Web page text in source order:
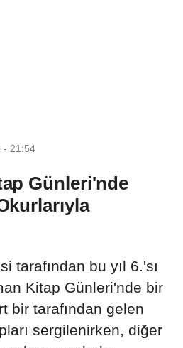
- 21:54
Günleri'nde
tarafından bu yıl 6.'sı
Kitap Günleri'nde bir
bir tarafından gelen
sergilenirken, diğer